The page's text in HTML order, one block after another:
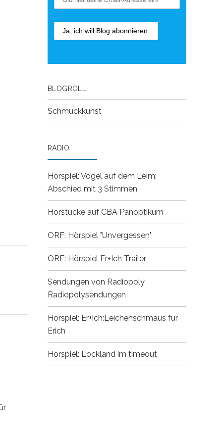
BLOGROLL
Schmuckkunst
RADIO
Hörspiel: Vogel auf dem Leim:
Abschied mit 3 Stimmen
Hörstücke auf CBA Panoptikum
ORF: Hörspiel "Unvergessen"
ORF: Hörspiel Er+Ich Trailer
Sendungen von Radiopoly
Radiopolysendungen
Hörspiel: Er+ich:Leichenschmaus für
Erich
Hörspiel: Lockland im timeout